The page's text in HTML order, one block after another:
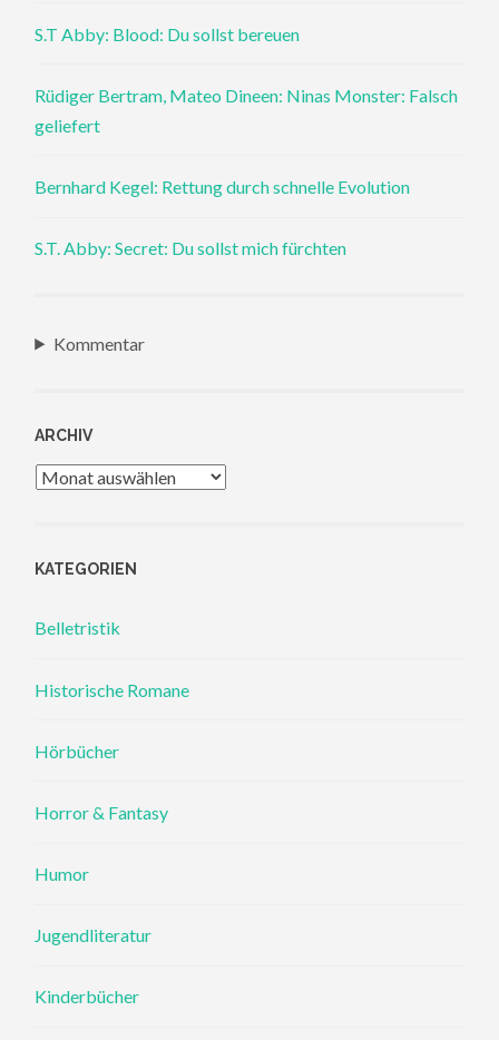
S.T Abby: Blood: Du sollst bereuen
Rüdiger Bertram, Mateo Dineen: Ninas Monster: Falsch
geliefert
Bernhard Kegel: Rettung durch schnelle Evolution
S.T. Abby: Secret: Du sollst mich fürchten
Kommentar
ARCHIV
Archiv
KATEGORIEN
Belletristik
Historische Romane
Hörbücher
Horror & Fantasy
Humor
Jugendliteratur
Kinderbücher